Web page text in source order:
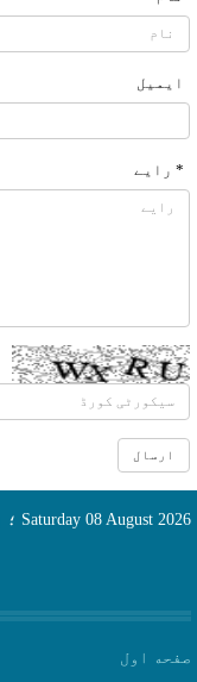
ایمیل
* رایے
Saturday 08 August 2026 ؛
صفحه اول